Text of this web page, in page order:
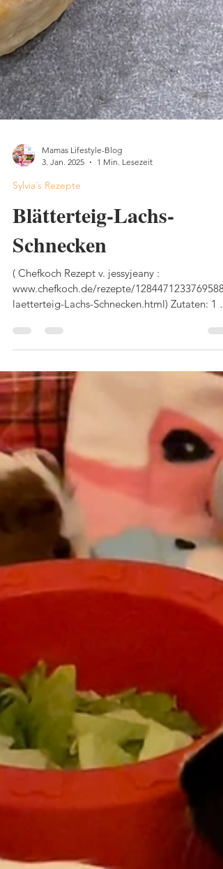
Mamas Lifestyle-Blog
3. Jan. 2025
Sylvia´s Rezepte
Blätterteig-Lachs-
Schnecken
( Chefkoch Rezept v. jessyjeany :
laetterteig-Lachs-Schnecken.html) Zutaten: 1
TK...